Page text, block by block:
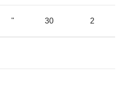
" 30 2